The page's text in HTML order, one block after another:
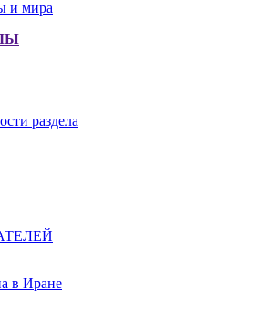
раздела
в Иране